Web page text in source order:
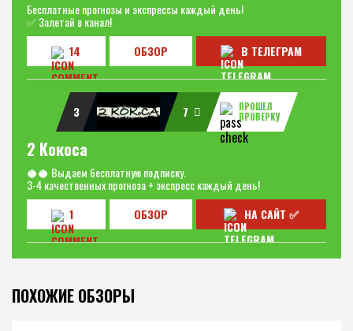
Бесплатные прогнозы и экспрессы каждый день!
✅ Залетай в канал!
14
ОБЗОР В ТЕЛЕГРАМ
3 7
ПРОШЕЛ
ПРОВЕРКУ
2 Кокоса
🥥🥥 Выдаем бесплатную подписку.
3-4 качественных прогноза + экспресс каждый день!
1
ОБЗОР НА САЙТ ✅
ПОХОЖИЕ ОБЗОРЫ